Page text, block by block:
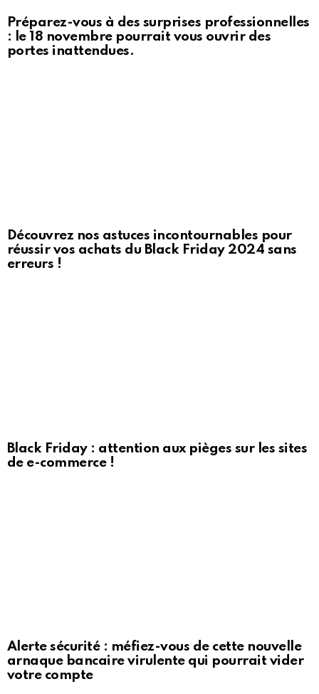
Préparez-vous à des surprises professionnelles
: le 18 novembre pourrait vous ouvrir des
portes inattendues.
Découvrez nos astuces incontournables pour
réussir vos achats du Black Friday 2024 sans
erreurs !
Black Friday : attention aux pièges sur les sites
de e-commerce !
Alerte sécurité : méfiez-vous de cette nouvelle
arnaque bancaire virulente qui pourrait vider
votre compte